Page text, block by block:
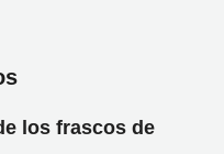
los frascos de